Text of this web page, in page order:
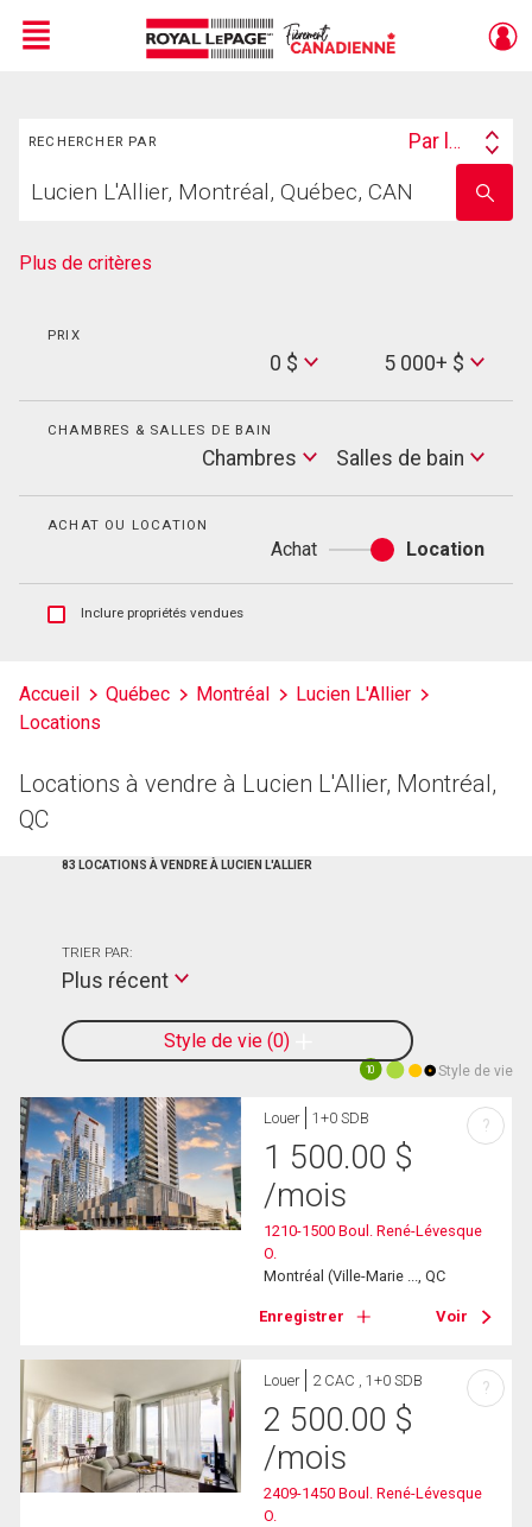
Menu
RECHERCHER PAR
Search
Par lieu
votre
nom
Plus de critères
PRIX
0 $
Max
Price
5 000+ $
CHAMBRES & SALLES DE BAIN
Chambres
Salles
de
Salles de bain
ACHAT OU LOCATION
Achat
Achat
ou
Location
Afficher
et
les
d'inscriptions
Inclure propriétés vendues
Accueil Québec Montréal
Lucien L'Allier
Locations
Locations à vendre à Lucien L'Allier, Montréal,
QC
83 LOCATIONS À VENDRE À LUCIEN L'ALLIER
Style de vie 0
TRIER PAR:
Plus récent
10 Style de vie
Louer 1+0 SDB
1 500.00 $
/mois
1210-1500 Boul. René-Lévesque
O.
Montréal (Ville-Marie ..., QC
Enregistrer Voir
?
Louer 2 CAC , 1+0 SDB
2 500.00 $
/mois
2409-1450 Boul. René-Lévesque
O.
?